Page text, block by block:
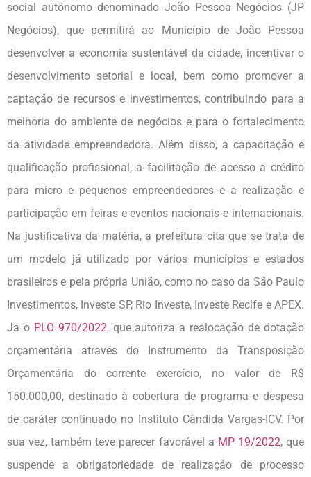
social autônomo denominado João Pessoa Negócios (JP
Negócios), que permitirá ao Município de João Pessoa
desenvolver a economia sustentável da cidade, incentivar o
desenvolvimento setorial e local, bem como promover a
captação de recursos e investimentos, contribuindo para a
melhoria do ambiente de negócios e para o fortalecimento
da atividade empreendedora. Além disso, a capacitação e
qualificação profissional, a facilitação de acesso a crédito
para micro e pequenos empreendedores e a realização e
participação em feiras e eventos nacionais e internacionais.
Na justificativa da matéria, a prefeitura cita que se trata de
um modelo já utilizado por vários municípios e estados
brasileiros e pela própria União, como no caso da São Paulo
Investimentos, Investe SP, Rio Investe, Investe Recife e APEX.
Já o PLO 970/2022, que autoriza a realocação de dotação
orçamentária através do Instrumento da Transposição
Orçamentária do corrente exercício, no valor de R$
150.000,00, destinado à cobertura de programa e despesa
de caráter continuado no Instituto Cândida Vargas-ICV. Por
sua vez, também teve parecer favorável a MP 19/2022, que
suspende a obrigatoriedade de realização de processo